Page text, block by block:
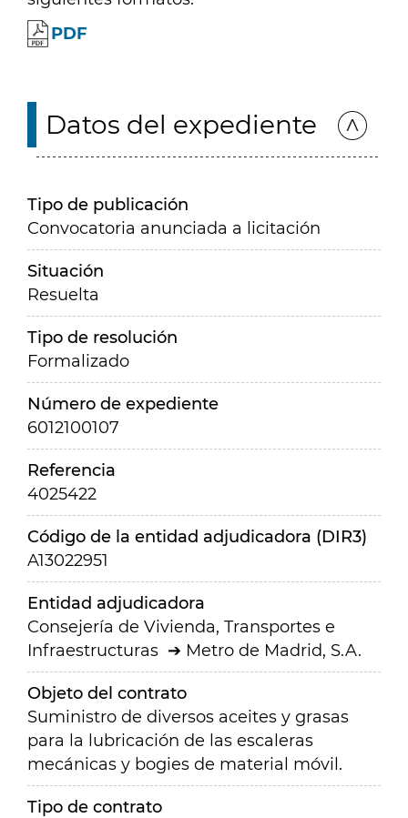
PDF
Datos del expediente
Tipo de publicación
Convocatoria anunciada a licitación
Situación
Resuelta
Tipo de resolución
Formalizado
Número de expediente
6012100107
Referencia
4025422
Código de la entidad adjudicadora (DIR3)
A13022951
Entidad adjudicadora
Consejería de Vivienda, Transportes e
Infraestructuras
Metro de Madrid, S.A.
Objeto del contrato
Suministro de diversos aceites y grasas
para la lubricación de las escaleras
mecánicas y bogies de material móvil.
Tipo de contrato